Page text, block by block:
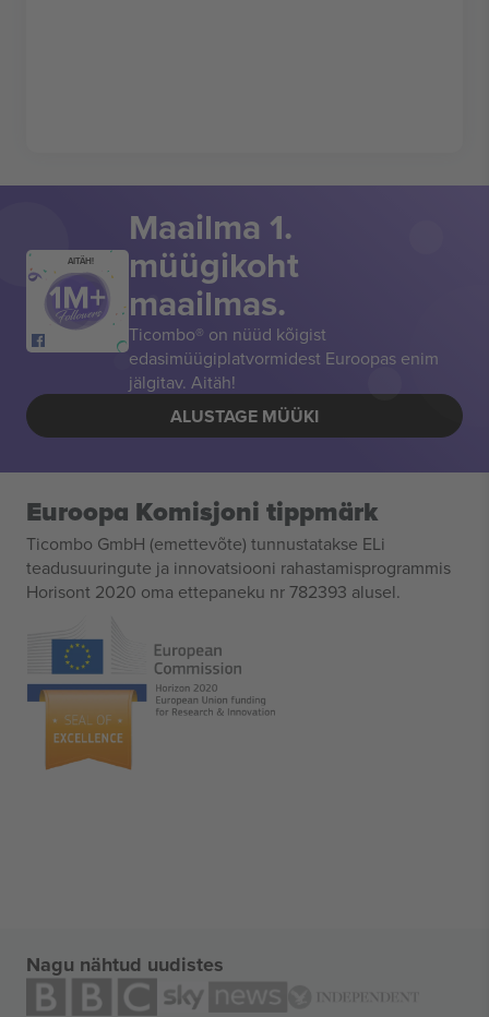
AITÄH!
Maailma 1.
müügikoht
maailmas.
Ticombo® on nüüd kõigist
edasimüügiplatvormidest Euroopas enim
jälgitav. Aitäh!
ALUSTAGE MÜÜKI
Euroopa Komisjoni tippmärk
Ticombo GmbH (emettevõte) tunnustatakse ELi
teadusuuringute ja innovatsiooni rahastamisprogrammis
Horisont 2020 oma ettepaneku nr 782393 alusel.
Nagu nähtud uudistes